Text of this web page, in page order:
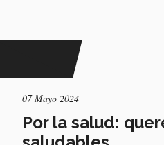
07 Mayo 2024
Por la salud: